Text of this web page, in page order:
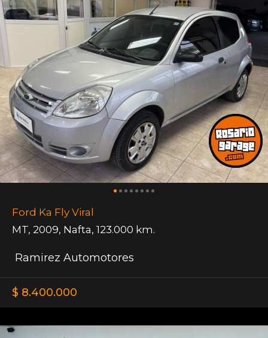
Ford Ka Fly Viral
MT, 2009, Nafta, 123.000 km.
Ramirez Automotores
$ 8.400.000